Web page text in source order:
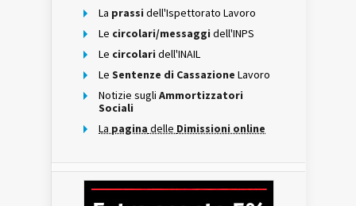
La prassi dell'Ispettorato Lavoro
Le circolari/messaggi dell'INPS
Le circolari dell'INAIL
Le Sentenze di Cassazione Lavoro
Notizie sugli Ammortizzatori
Sociali
La pagina delle Dimissioni online